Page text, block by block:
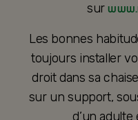
sur
Les bonnes
toujours installer
droit dans sa
sur un support,
d’un